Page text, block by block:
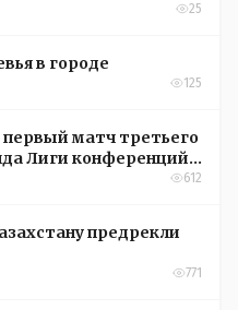
25
в городе
125
матч третьего
Лиги конференций
612
предрекли
771